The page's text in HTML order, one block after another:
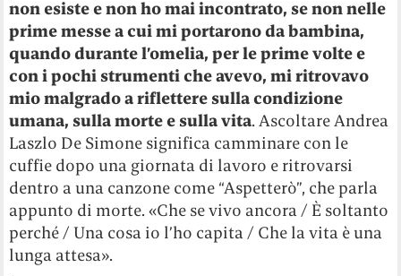
non esiste e non ho mai incontrato, se non nelle
prime messe a cui mi portarono da bambina,
quando durante l’omelia, per le prime volte e
con i pochi strumenti che avevo, mi ritrovavo
mio malgrado a riflettere sulla condizione
umana, sulla morte e sulla vita. Ascoltare Andrea
Laszlo De Simone significa camminare con le
cuffie dopo una giornata di lavoro e ritrovarsi
dentro a una canzone come “Aspetterò”, che parla
appunto di morte. «Che se vivo ancora / È soltanto
perché / Una cosa io l’ho capita / Che la vita è una
lunga attesa».